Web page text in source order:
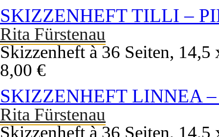
SKIZZENHEFT TILLI –
Rita Fürstenau
Skizzenheft à 36 Seiten,
8,00 €
SKIZZENHEFT LINNEA
Rita Fürstenau
Skizzenheft à 36 Seiten,